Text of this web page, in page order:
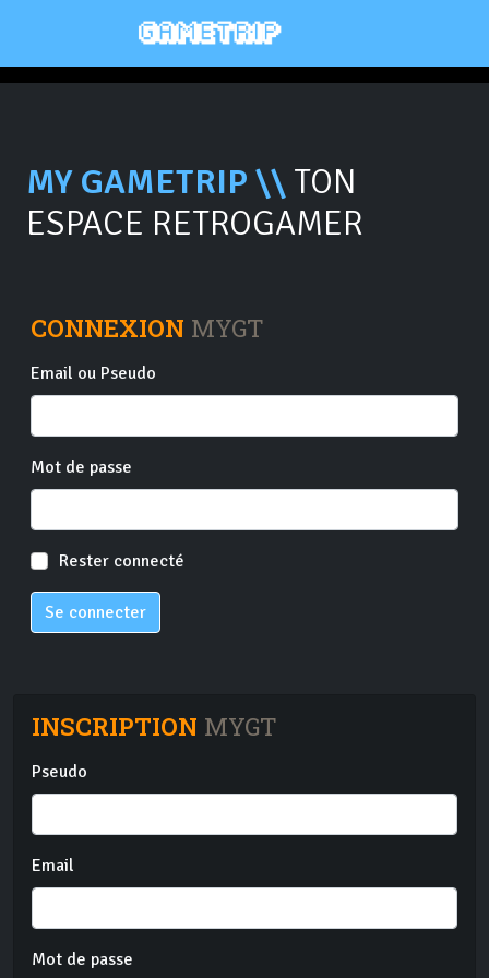
MY GAMETRIP \\ TON
ESPACE RETROGAMER
CONNEXION MYGT
Email ou Pseudo
Mot de passe
Rester connecté
Se connecter
INSCRIPTION MYGT
Pseudo
Email
Mot de passe